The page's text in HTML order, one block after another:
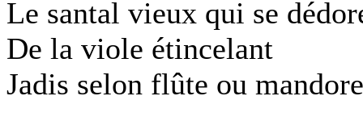
Le santal vieux qui se
De la viole étincelant
Jadis selon flûte ou mandore